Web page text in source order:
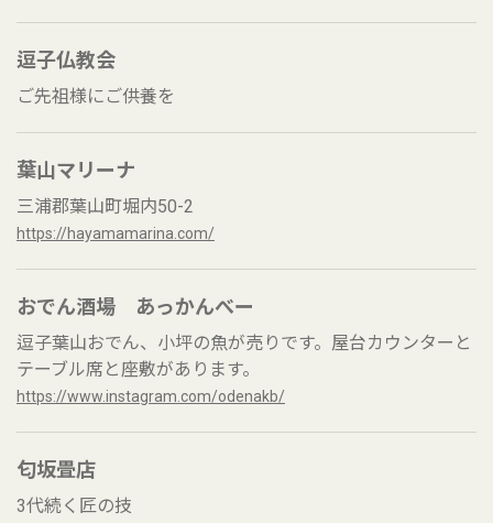
逗子仏教会
ご先祖様にご供養を
葉山マリーナ
三浦郡葉山町堀内50-2
https://hayamamarina.com/
おでん酒場 あっかんべー
逗子葉山おでん、小坪の魚が売りです。屋台カウンターと
テーブル席と座敷があります。
https://www.instagram.com/odenakb/
匂坂畳店
3代続く匠の技